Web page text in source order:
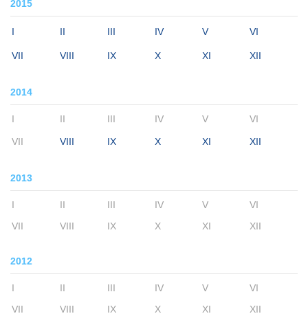
2015
I II III IV V VI
VII VIII IX X XI XII
2014
I II III IV V VI
VII VIII IX X XI XII
2013
I II III IV V
VI
VII
VIII IX X XI XII
2012
I II III IV V
VI
VII
VIII IX X XI XII